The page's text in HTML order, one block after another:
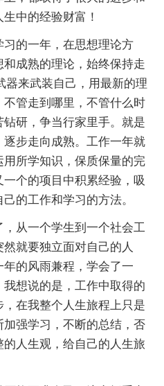
中的经验财富！
的一年，在思想理论方
成熟的理论，始终保持走
器来武装自己，用最新的理
管走到哪里，不管什么时
研，争当行家里手。就是
步走向成熟。工作一年就
所学知识，保质保量的完
个的项目中积累经验，吸
的工作和学习的方法。
从一个学生到一个社会工
就要独立面对自己的人
的风雨兼程，学会了一
想说的是，工作中取得的
在我整个人生旅程上只是
强学习，不断的总结，否
人生观，给自己的人生旅